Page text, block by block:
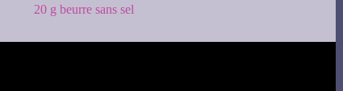
20 g beurre sans sel